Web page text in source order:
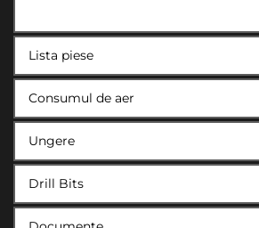
Lista piese
Consumul de aer
Ungere
Drill Bits